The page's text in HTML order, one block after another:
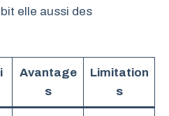
elle aussi des
Avantage
s
Limitation
s